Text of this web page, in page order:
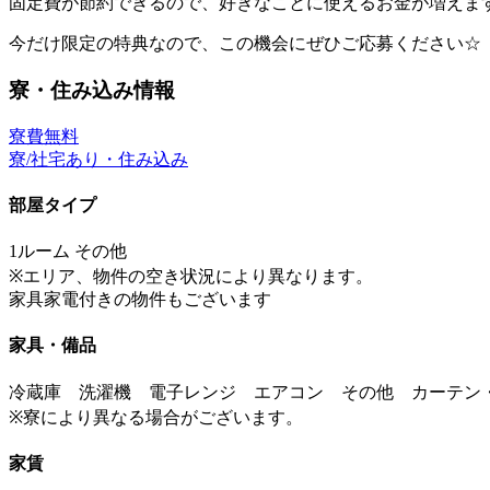
今だけ限定の特典なので、この機会にぜひご応募ください☆
寮・住み込み情報
寮費無料
寮/社宅あり・住み込み
部屋タイプ
1ルーム その他
※エリア、物件の空き状況により異なります。
家具家電付きの物件もございます
家具・備品
冷蔵庫 洗濯機 電子レンジ エアコン その他 カーテン
※寮により異なる場合がございます。
家賃